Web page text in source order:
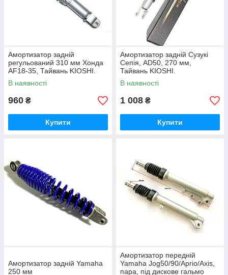
Амортизатор задній
регульований 310 мм Хонда
AF18-35, Тайвань KIOSHI.
В наявності
960 ₴
Купити
Амортизатор задній Сузукі
Сепія, AD50, 270 мм,
Тайвань KIOSHI.
В наявності
1 008 ₴
Купити
Амортизатор задній Yamaha
250 мм
Амортизатор передній
Yamaha Jog50/90/Aprio/Axis,
пара, під дискове гальмо